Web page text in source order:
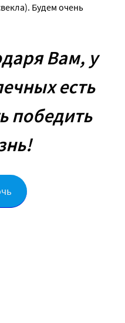
Будем очень
Вам, у
есть
победить